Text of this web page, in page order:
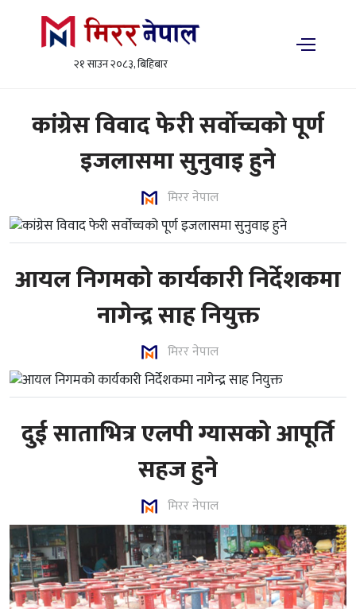
२१ साउन २०८३, बिहिबार
कांग्रेस विवाद फेरी सर्वोच्चको पूर्ण
इजलासमा सुनुवाइ हुने
मिरर नेपाल
आयल निगमको कार्यकारी निर्देशकमा
नागेन्द्र साह नियुक्त
मिरर नेपाल
दुई साताभित्र एलपी ग्यासको आपूर्ति
सहज हुने
मिरर नेपाल